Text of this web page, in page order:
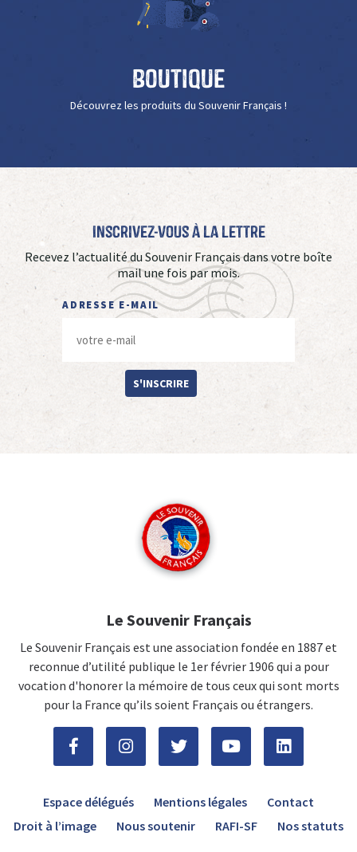
Boutique
Découvrez les produits du Souvenir Français !
Inscrivez-vous à La Lettre
Recevez l’actualité du Souvenir Français dans votre boîte
mail une fois par mois.
ADRESSE E-MAIL
S'INSCRIRE
Le Souvenir Français
Le Souvenir Français est une association fondée en 1887 et
reconnue d’utilité publique le 1er février 1906 qui a pour
vocation d'honorer la mémoire de tous ceux qui sont morts
pour la France qu’ils soient Français ou étrangers.
Espace délégués Mentions légales
Contact
Droit à l’image
Nous soutenir RAFI-SF Nos statuts